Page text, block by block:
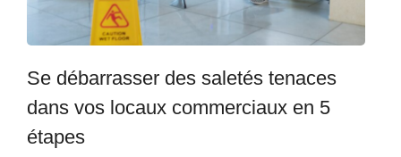
Se débarrasser des saletés tenaces
dans vos locaux commerciaux en 5
étapes